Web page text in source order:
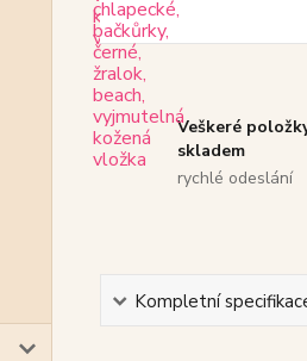
Veškeré
skladem
rychlé odeslání
Kompletní